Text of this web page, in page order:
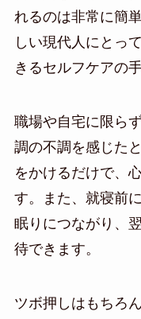
れるのは非常に簡
しい現代人にとっ
きるセルフケアの
職場や自宅に限ら
調の不調を感じた
をかけるだけで、
す。また、就寝前
眠りにつながり、
待できます。
ツボ押しはもちろ